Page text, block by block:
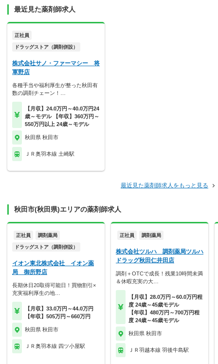
最近見た薬剤師求人
正社員
ドラッグストア（調剤併設）
株式会社サノ・ファーマシー 将
軍野店
各種手当や福利厚生が整った秋田有
数の調剤チェーン！…
【月収】24.0万円～40.0万円24
歳～モデル 【年収】360万円～
550万円以上 24歳～モデル
秋田県 秋田市
ＪＲ奥羽本線 土崎駅
最近見た薬剤師求人をもっと見る
秋田市(秋田県)エリアの薬剤師求人
正社員 調剤薬局
ドラッグストア（調剤併設）
イオン東北株式会社 イオン薬
局 御所野店
長期休日20取得可能日！買物割引×
充実福利厚生の地…
【月収】33.0万円～44.0万円
【年収】505万円～660万円
秋田県 秋田市
ＪＲ奥羽本線 四ツ小屋駅
正社員 調剤薬局
株式会社ツルハ 調剤薬局ツルハ
ドラッグ秋田仁井田店
調剤＋OTCで成長！残業10時間未満
＆休暇充実の大…
【月収】28.0万円～60.0万円程
度 24歳～45歳モデル
【年収】480万円～700万円程
度 24歳～45歳モデル
秋田県 秋田市
ＪＲ羽越本線 羽後牛島駅